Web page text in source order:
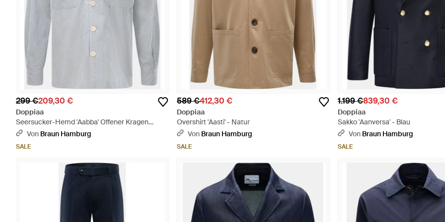
299 €209,30 €
Doppiaa
Seersucker-Hemd 'Aabba' Offener Kragen
Graublau/Weiß Gestreift - Grau
Von Braun Hamburg
SALE
589 €412,30 €
Doppiaa
Overshirt 'Aasti' - Natur
Von Braun Hamburg
SALE
1.199 €839,30 €
Doppiaa
Sakko 'Aanversa' - Blau
Von Braun Hamburg
SALE